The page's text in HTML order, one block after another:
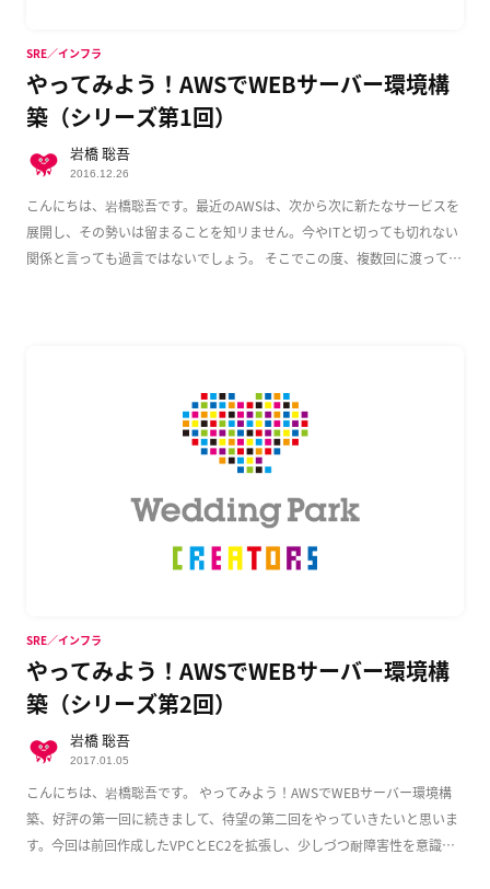
やってみよう！AWSでWEBサーバー環境構
築（シリーズ第1回）
こんにちは、岩橋聡吾です。最近のAWSは、次から次に新たなサービスを
展開し、その勢いは留まることを知リません。今やITと切っても切れない
関係と言っても過言ではないでしょう。 そこでこの度、複数回に渡って
SRE／インフラ
岩橋 聡吾
2016.12.26
やってみよう！AWSでWEBサーバー環境構
築（シリーズ第2回）
こんにちは、岩橋聡吾です。 やってみよう！AWSでWEBサーバー環境構
築、好評の第一回に続きまして、待望の第二回をやっていきたいと思いま
す。今回は前回作成したVPCとEC2を拡張し、少しづつ耐障害性を意識し
SRE／インフラ
岩橋 聡吾
2017.01.05